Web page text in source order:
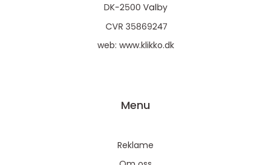
web: www.klikko.dk
Menu
Reklame